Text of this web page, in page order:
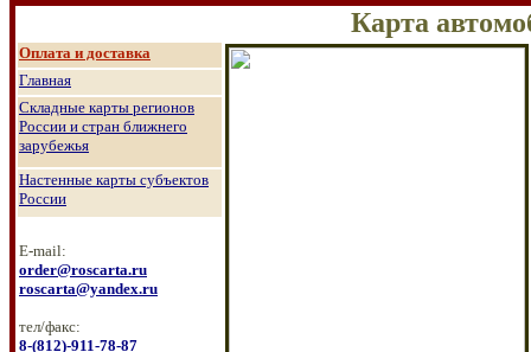
Карта
Оплата и доставка
Главная
Складные карты регионов
России и стран ближнего
зарубежья
Настенные карты субъектов
России
E-mail:
order@roscarta.ru
roscarta@yandex.ru
тел/факс:
8-(812)-911-78-87